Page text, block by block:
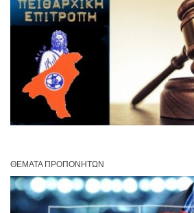
ΘΈΜΑΤΑ ΠΡΟΠΟΝΗΤΏΝ